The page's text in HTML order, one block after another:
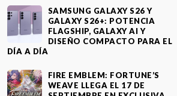
SAMSUNG GALAXY S26 Y
GALAXY S26+: POTENCIA
FLAGSHIP, GALAXY AI Y
DISEÑO COMPACTO PARA EL
DÍA A DÍA
FIRE EMBLEM: FORTUNE’S
WEAVE LLEGA EL 17 DE